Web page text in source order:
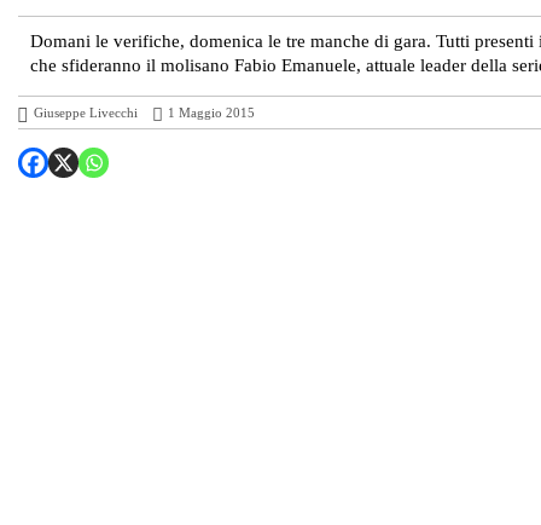
Domani le verifiche, domenica le tre manche di gara. Tutti
che sfideranno il molisano Fabio Emanuele, attuale leader della
Giuseppe Livecchi 1 Maggio 2015